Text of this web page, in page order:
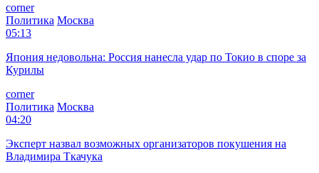
corner
Политика Москва
05:13
Япония недовольна: Россия нанесла удар по Токио в споре за
Курилы
corner
Политика Москва
04:20
Эксперт назвал возможных организаторов покушения на
Владимира Ткачука